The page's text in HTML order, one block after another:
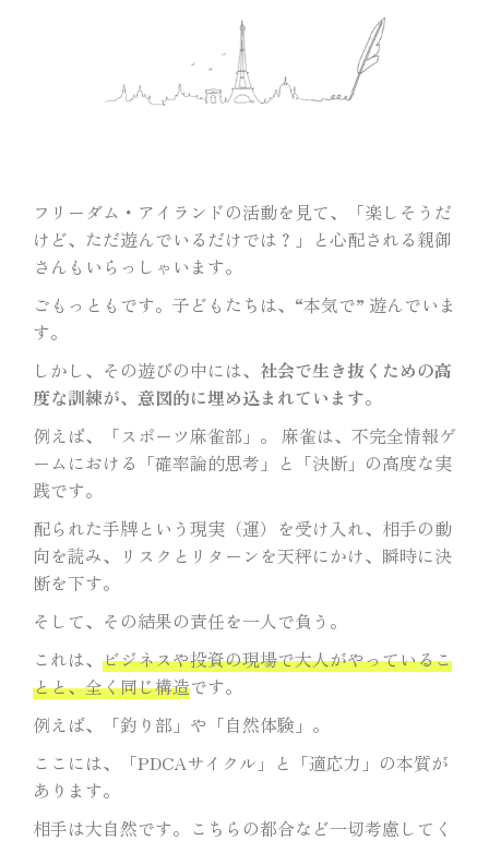
フリーダム・アイランドの活動を見て、「楽しそうだ
けど、ただ遊んでいるだけでは？」と心配される親御
さんもいらっしゃいます。
ごもっともです。子どもたちは、“本気で” 遊んでいま
す。
しかし、その遊びの中には、 社会で生き抜くための高
度な訓練が、意図的に埋め込まれています。
例えば、「スポーツ麻雀部」。 麻雀は、不完全情報ゲ
ームにおける「確率論的思考」と「決断」の高度な実
践です。
配られた手牌という現実（運）を受け入れ、相手の動
向を読み、リスクとリターンを天秤にかけ、瞬時に決
断を下す。
そして、その結果の責任を一人で負う。
これは、 ビジネスや投資の現場で大人がやっているこ
とと、全く同じ構造です。
例えば、「釣り部」や「自然体験」。
ここには、「PDCAサイクル」と「適応力」の本質が
あります。
相手は大自然です。こちらの都合など一切考慮してく